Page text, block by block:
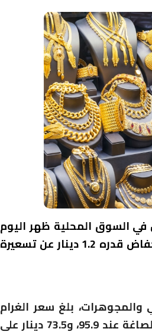
من المواطنين في السوق المحلية ظهر اليوم
الأربعاء، عند 83.5 دينار لغايات البيع من محلات الصاغة، بانخفاض قدره 1.2 دينار عن تسعيرة
بلغ سعر الغرام
الواحد من الذهب لعياري 24 و18 لغايات البيع من محلات الصاغة عند 95.9، و73.5 دينار على